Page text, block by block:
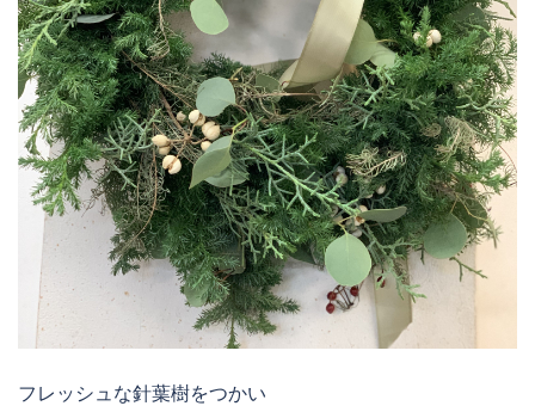
フレッシュな針葉樹をつかい